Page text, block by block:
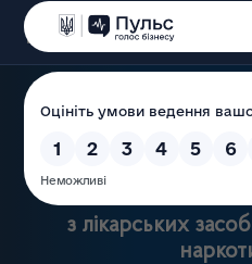
Державна
з лікарських